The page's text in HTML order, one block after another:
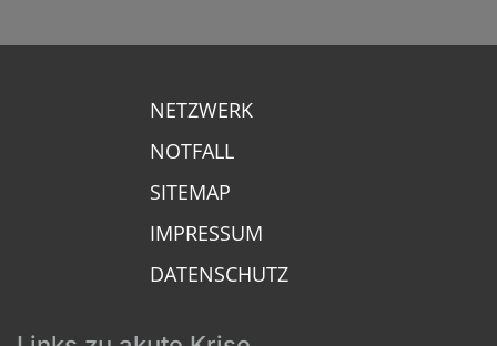
NETZWERK
NOTFALL
SITEMAP
IMPRESSUM
DATENSCHUTZ